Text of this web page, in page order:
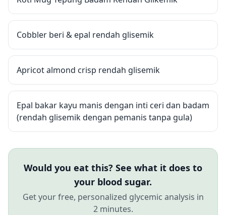
Cobbler beri & epal rendah glisemik
Apricot almond crisp rendah glisemik
Epal bakar kayu manis dengan inti ceri dan badam
(rendah glisemik dengan pemanis tanpa gula)
Would you eat this? See what it does to
your blood sugar.
Get your free, personalized glycemic analysis in
2 minutes.